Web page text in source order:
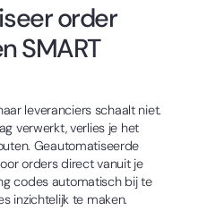
order
SMART
leveranciers schaalt niet.
verwerkt, verlies je het
Geautomatiseerde
orders direct vanuit je
codes automatisch bij te
inzichtelijk te maken.